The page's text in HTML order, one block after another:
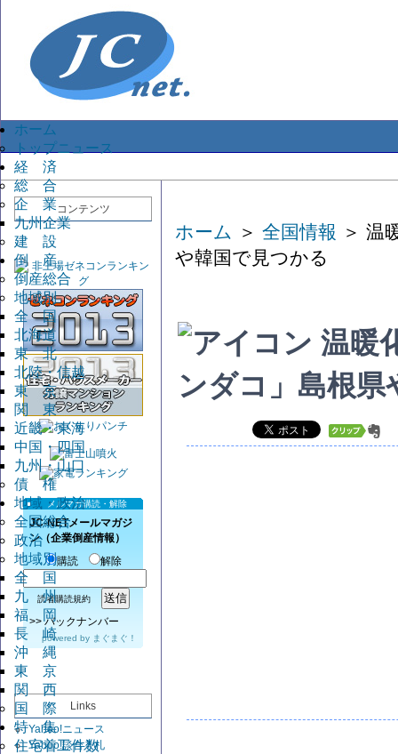
ホーム
トップニュース
経 済
総 合
企 業
九州企業
建 設
倒 産
倒産総合
地域別
全 国
北海道
東 北
北陸・信越
東 京
関 東
近畿・東海
中国・四国
九州・山口
債 権
地域・政治
全国総合
政治
地域別
全 国
九 州
福 岡
長 崎
沖 縄
東 京
関 西
国 際
特 集
住宅着工件数
コンテンツ
メルマガ購読・解除
JC-NETメールマガジ
ン（企業倒産情報）
購読
解除
読者購読規約
>>バックナンバー
powered by まぐまぐ！
Links
Yahoo!ニュース
Yahoo!談合入札
ホーム ＞ 全国情報 ＞ 温
や韓国で見つかる
温暖
ンダコ」島根